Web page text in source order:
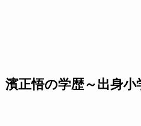
濱正悟の学歴～出身小